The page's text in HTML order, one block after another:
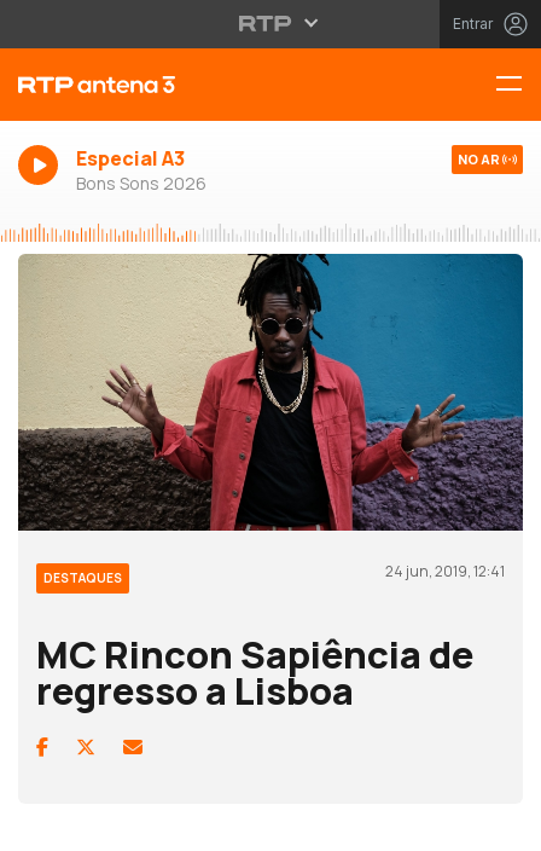
Entrar
Especial A3
Bons Sons 2026
NO AR
DESTAQUES 24 jun, 2019, 12:41
MC Rincon Sapiência de
regresso a Lisboa